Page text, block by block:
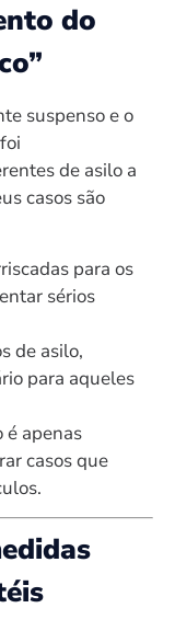
do
suspenso e o
de asilo a
casos são
para os
sérios
de asilo,
para aqueles
é apenas
casos que